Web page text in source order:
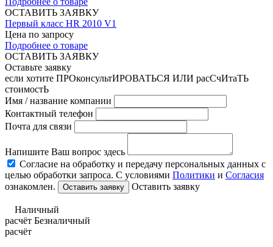
ОСТАВИТЬ ЗАЯВКУ
Первый класс HR 2010 V1
Цена по запросу
Подробнее о товаре
ОСТАВИТЬ ЗАЯВКУ
Оставьте заявку
если хотите ПРОконсультИРОВАТЬСЯ ИЛИ расСчИтаТЬ
стоимостЬ
Имя / название компании
Контактный телефон
Почта для связи
Напишите Ваш вопрос здесь
Согласие на обработку и передачу персональных данных с
целью обработки запроса. С условиями Политики и Согласия
ознакомлен.
Оставить заявку
Наличный
расчёт Безналичный
расчёт